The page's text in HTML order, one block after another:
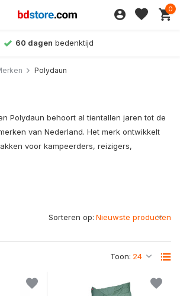
0
60 dagen bedenktijd
Polydaun
Polydaun behoort al tientallen jaren tot de
van Nederland. Het merk ontwikkelt
voor kampeerders, reizigers,
Toon:
Sorteren op: